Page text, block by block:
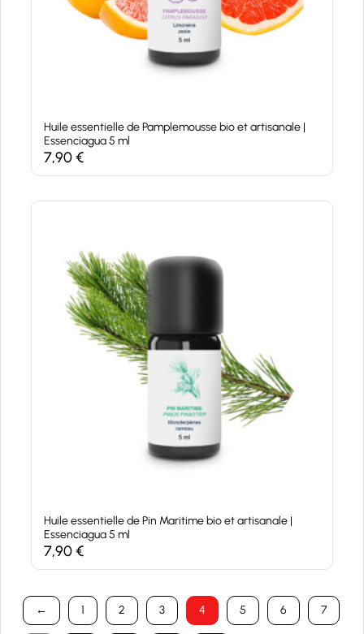
Huile essentielle de Pamplemousse bio et artisanale |
Essenciagua 5 ml
7,90€
Huile essentielle de Pin Maritime bio et artisanale |
Essenciagua 5 ml
7,90€
← 1 2 3 4 5 6 7